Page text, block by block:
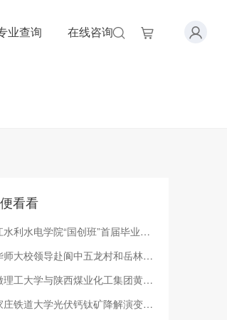
业查询 在线咨询
看看
水电学院“国创班”首届毕业班学生被“抢购一空”
大校领导赴阆中五龙村和岳林垭村调研
大学与陕西煤业化工集团黄陵矿业集团有限责任公司签署战
道大学光伏钙钛矿降解演变机制研究取得突破性进展